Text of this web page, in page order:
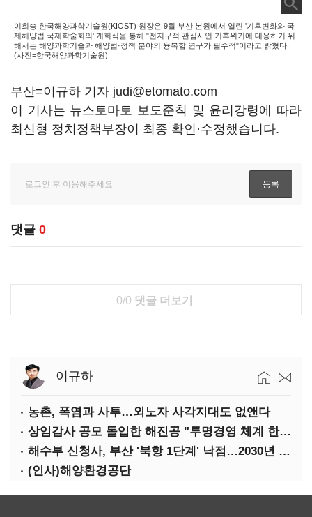
이희승 한국해양과학기술원(KIOST) 원장은 9월 부산 본원에서 열린 '기후변화와 국
제해양법 국제학술회의' 개회식을 통해 "전지구적 관심사인 기후위기에 대응하기 위
해서는 해양과학기술과 해양법·정책 분야의 융복합 연구가 필수적"이라고 밝혔다.
(사진=한국해양과학기술원)
부산=이규하 기자 judi@etomato.com
이 기사는 뉴스토마토 보도준칙 및 윤리강령에 따라
최신형 정치정책부장이 최종 확인·수정했습니다.
댓글 0
0/0 댓글 더보기
이규하
농촌, 폭염과 사투…외노자 사각지대도 없앤다
상임감사 공모 돌입한 해진공 "투명경영 체계 한층 강화"
해수부 신청사, 부산 '북항 1단계' 낙점…2030년 완공 목표
(인사)해양환경공단